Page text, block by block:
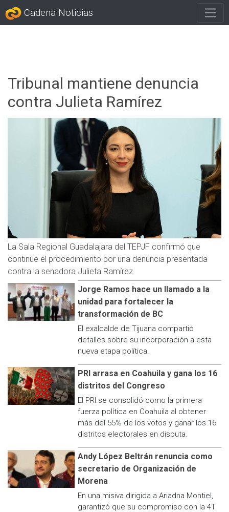
Cadena Noticias
Tribunal mantiene denuncia
contra Julieta Ramírez
La Sala Regional Guadalajara del TEPJF confirmó que
continúe el procedimiento por una denuncia presentada
contra la senadora Julieta Ramírez.
Jorge Ramos hace un llamado a la
unidad para fortalecer la
transformación de BC
El exalcalde de Tijuana compartió
detalles sobre su incorporación a esta
nueva etapa política.
PRI arrasa en Coahuila y gana los 16
distritos del Congreso
El PRI se consolidó como la primera
fuerza política en Coahuila al obtener
más del 55% de los votos y ganar los 16
distritos electorales en disputa.
Andy López Beltrán renuncia como
secretario de Organización de
Morena
En una misiva dirigida a Ariadna Montiel,
garantizó que su compromiso con la 4T